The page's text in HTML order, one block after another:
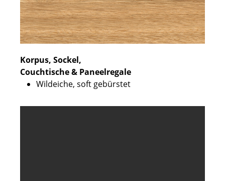
Korpus, Sockel,
Couchtische & Paneelregale
Wildeiche, soft gebürstet